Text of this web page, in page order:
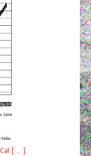
Cal [ ... ]